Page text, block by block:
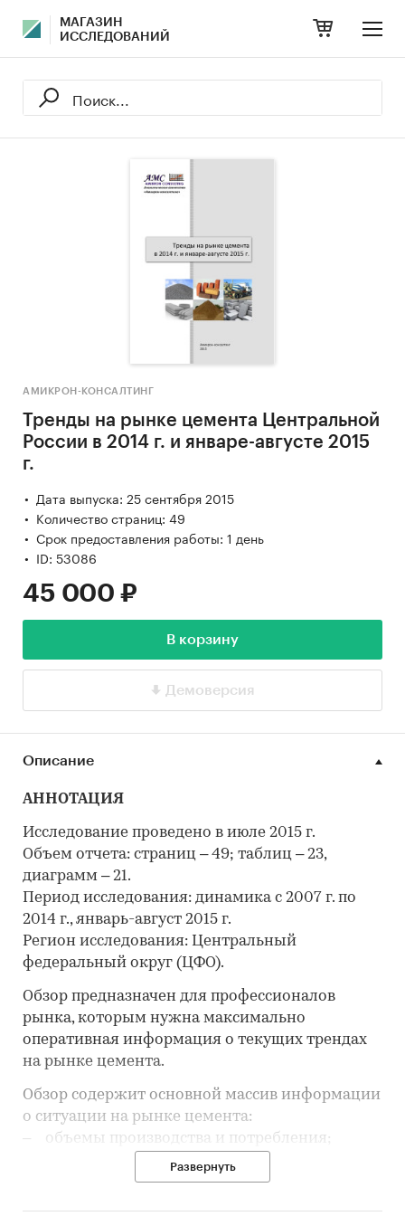
МАГАЗИН
ИССЛЕДОВАНИЙ
АМИКРОН-КОНСАЛТИНГ
Тренды на рынке цемента Центральной
России в 2014 г. и январе-августе 2015
г.
Дата выпуска: 25 сентября 2015
Количество страниц: 49
Срок предоставления работы: 1 день
ID: 53086
45 000 ₽
В корзину
Демоверсия
Описание
АННОТАЦИЯ
Исследование проведено в июле 2015 г.
Объем отчета: страниц – 49; таблиц – 23,
диаграмм – 21.
Период исследования: динамика с 2007 г. по
2014 г., январь-август 2015 г.
Регион исследования: Центральный
федеральный округ (ЦФО).
Обзор предназначен для профессионалов
рынка, которым нужна максимально
оперативная информация о текущих трендах
на рынке цемента.
Обзор содержит основной массив информации
о ситуации на рынке цемента:
‒ объемы производства и потребления;
‒ цены у производителей и потребителей;
‒ рентабельность продаж и объемы выручки
Развернуть